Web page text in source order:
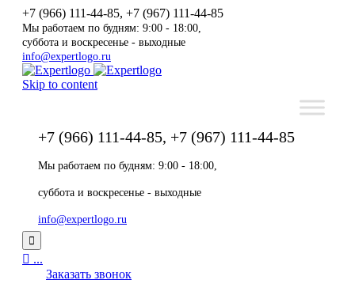
+7 (966) 111-44-85, +7 (967) 111-44-85
Мы работаем по будням: 9:00 - 18:00,
суббота и воскресенье - выходные
info@expertlogo.ru
Skip to content
+7 (966) 111-44-85, +7 (967) 111-44-85
Мы работаем по будням: 9:00 - 18:00,
суббота и воскресенье - выходные
info@expertlogo.ru

 ...
Заказать звонок